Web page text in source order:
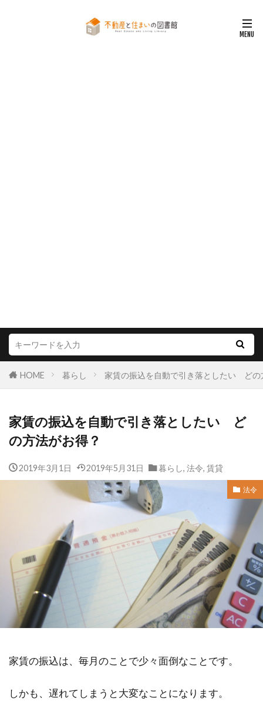
HOME 暮らし 家賃の振込を自動で引き落としたい どの
家賃の振込を自動で引き落としたい ど
の方法がお得？
2019年3月1日 2019年5月31日 暮らし, 法令, 賃貸
法令
家賃の振込は、毎月のことで少々面倒なことです。
しかも、遅れてしまうと大変なことになります。